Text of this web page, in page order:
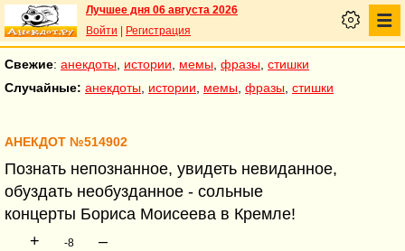
Лучшее дня 06 августа 2026
Войти
Регистрация
Свежие: анекдоты истории мемы фразы стишки
Случайные: анекдоты истории мемы фразы стишки
АНЕКДОТ №514902
Познать непознанное, увидеть невиданное,
обуздать необузданное - сольные
концерты Бориса Моисеева в Кремле!
+
-8 –